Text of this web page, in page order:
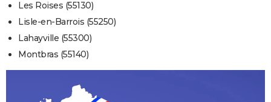
Les Roises (55130)
Lisle-en-Barrois (55250)
Lahayville (55300)
Montbras (55140)